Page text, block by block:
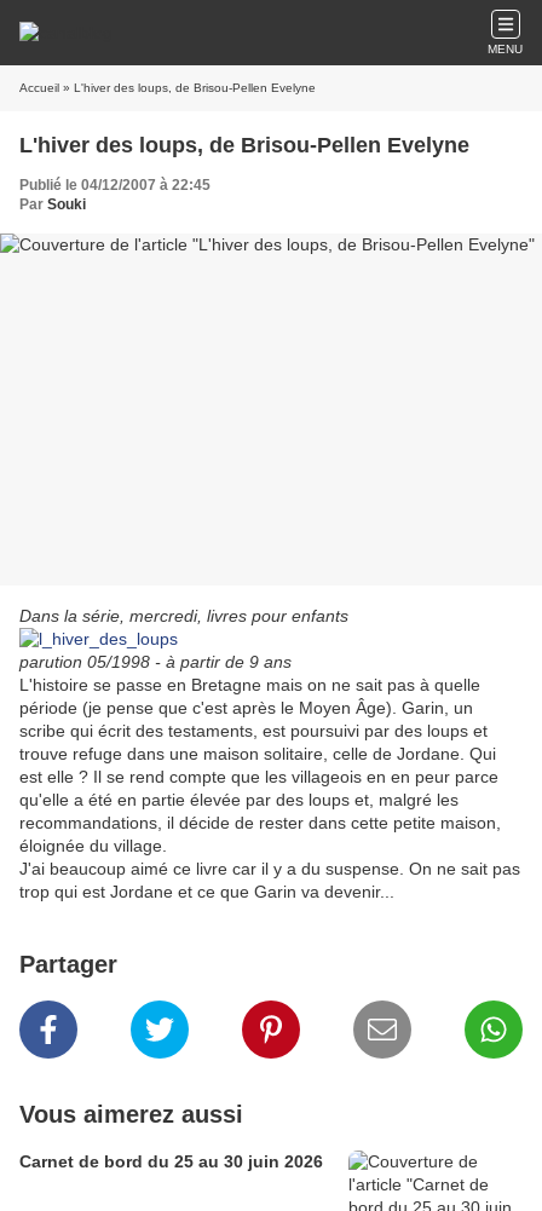
MENU
Accueil » L'hiver des loups, de Brisou-Pellen Evelyne
L'hiver des loups, de Brisou-Pellen Evelyne
Publié le 04/12/2007 à 22:45
Par Souki
Dans la série, mercredi, livres pour enfants
parution 05/1998 - à partir de 9 ans
L'histoire se passe en Bretagne mais on ne sait pas à quelle
période (je pense que c'est après le Moyen Âge). Garin, un
scribe qui écrit des testaments, est poursuivi par des loups et
trouve refuge dans une maison solitaire, celle de Jordane. Qui
est elle ? Il se rend compte que les villageois en en peur parce
qu'elle a été en partie élevée par des loups et, malgré les
recommandations, il décide de rester dans cette petite maison,
éloignée du village.
J'ai beaucoup aimé ce livre car il y a du suspense. On ne sait pas
trop qui est Jordane et ce que Garin va devenir...
Partager
Vous aimerez aussi
Carnet de bord du 25 au 30 juin 2026